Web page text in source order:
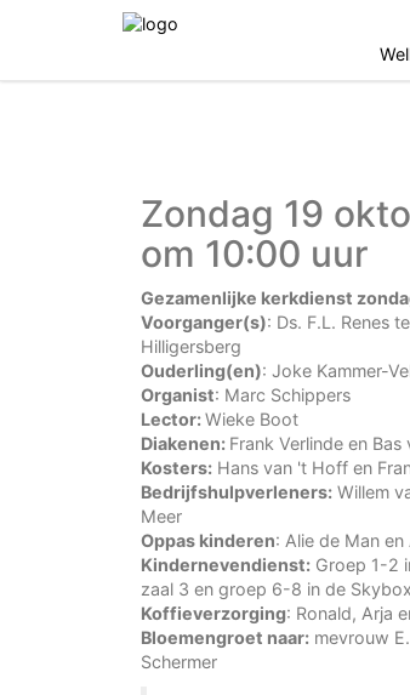
Zondag 19
om 10:00 uur
Gezamenlijke kerkdienst
Voorganger(s): Ds. F.L. Renes
Hilligersberg
Ouderling(en): Joke Kammer-
Organist: Marc Schippers
Lector:Wieke Boot
Diakenen: Frank Verlinde en Bas
Kosters: Hans van 't Hoff en
Bedrijfshulpverleners: Willem
Meer
Oppas kinderen: Alie de Man
Kindernevendienst: Groep 1-2
zaal 3 en groep 6-8 in de Skybox
Koffieverzorging: Ronald, Arja
Bloemengroet naar: mevrouw
Schermer